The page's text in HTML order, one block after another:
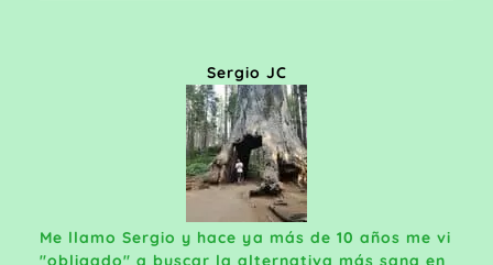
Sergio JC
Me llamo Sergio y hace ya más de 10 años me vi
"obligado" a buscar la alternativa más sana en